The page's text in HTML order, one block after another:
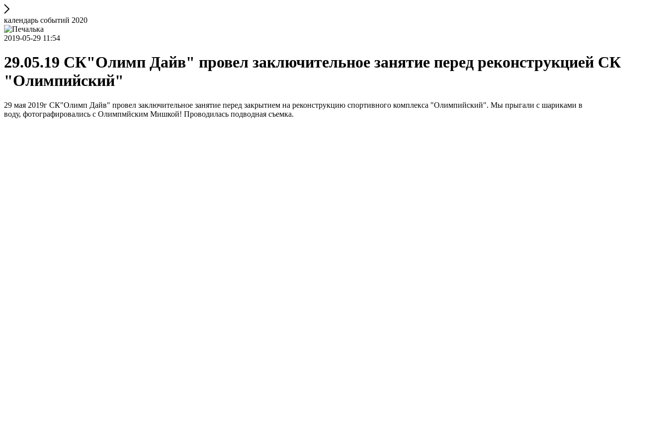
календарь событий 2020
2019-05-29 11:54
29.05.19 СК"Олимп Дайв" провел заключительное занятие перед реконструкцией СК
"Олимпийский"
29 мая 2019г СК"Олимп Дайв" провел заключительное занятие перед закрытием на реконструкцию спортивного комплекса "Олимпийский". Мы прыгали с шариками в
воду, фотографировались с Олимпмйским Мишкой! Проводилась подводная съемка.